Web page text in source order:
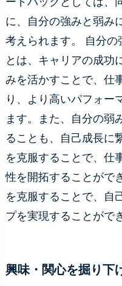
に、自分の強みと弱み
考えられます。 自分の
とは、キャリアの成功
みを活かすことで、仕
り、より高いパフォー
ます。また、自分の弱
ることも、自己成長に
を克服することで、仕
性を開拓することがで
を克服することで、自
プを実現することがで
興味・関心を掘り下